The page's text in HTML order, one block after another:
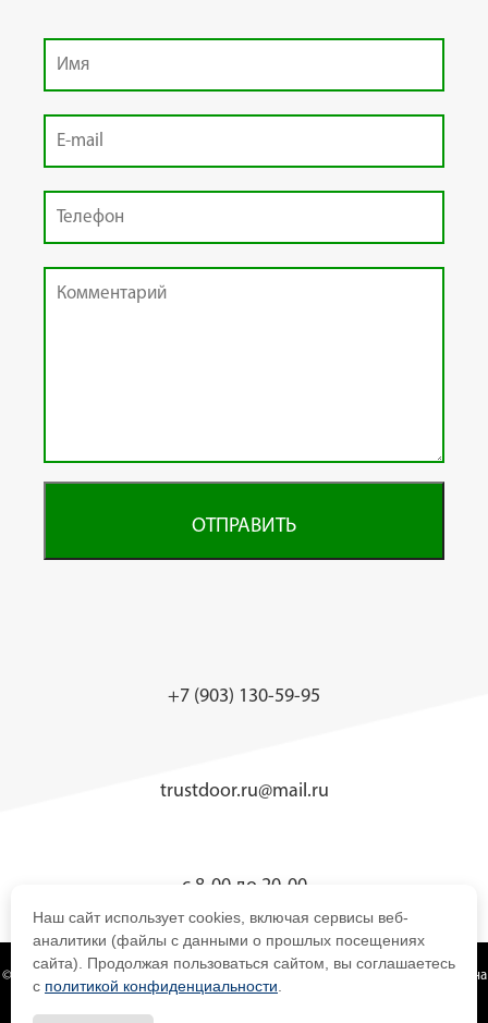
Наш сайт использует cookies, включая сервисы веб-
аналитики (файлы с данными о прошлых посещениях
сайта). Продолжая пользоваться сайтом, вы соглашаетесь
с политикой конфиденциальности
ОТПРАВИТЬ
+7 (903) 130-59-95
trustdoor.ru@mail.ru
с 8-00 до 20-00
© 2019 - Компания TrustDoor — металлические двери, алюминиевые двери на
любой вкус и кошелек!